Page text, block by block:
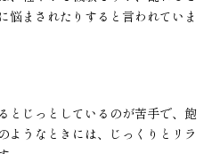
悩まされたりすると言われていま
とじっとしているのが苦手で、飽
ようなときには、じっくりとリラ